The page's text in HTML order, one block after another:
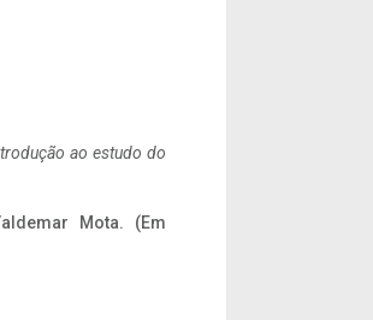
ao estudo do
Mota. (Em